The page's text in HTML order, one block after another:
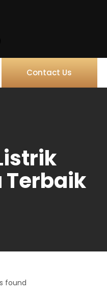
Contact Us
Terbaik
found